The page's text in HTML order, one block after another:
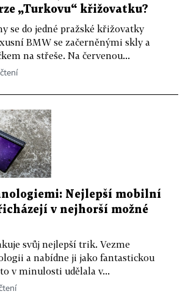
„Turkovu“ křižovatku?
se do jedné pražské křižovatky
BMW se začerněnými skly a
na střeše. Na červenou...
Nejlepší mobilní
v nejhorší možné
svůj nejlepší trik. Vezme
a nabídne ji jako fantastickou
v minulosti udělala v...